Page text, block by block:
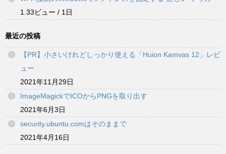
1.33ビュー / 1日
最近の投稿
【PR】小さいけれどしっかり使える「Huion Kamvas 12」レビ
ュー
2021年11月29日
ImageMagickでICOからPNGを取り出す
2021年6月3日
security.ubuntu.comはそのままで
2021年4月16日